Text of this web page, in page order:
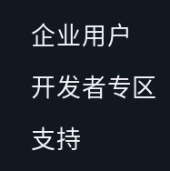
企业用户
开发者专区
支持